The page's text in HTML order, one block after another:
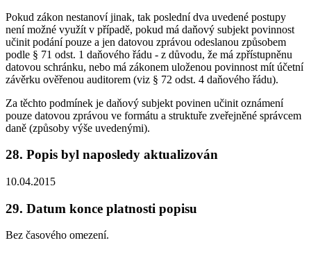
Pokud zákon nestanoví jinak, tak poslední dva uvedené postupy
není možné využít v případě, pokud má daňový subjekt povinnost
učinit podání pouze a jen datovou zprávou odeslanou způsobem
podle § 71 odst. 1 daňového řádu - z důvodu, že má zpřístupněnu
datovou schránku, nebo má zákonem uloženou povinnost mít účetní
závěrku ověřenou auditorem (viz § 72 odst. 4 daňového řádu).
Za těchto podmínek je daňový subjekt povinen učinit oznámení
pouze datovou zprávou ve formátu a struktuře zveřejněné správcem
daně (způsoby výše uvedenými).
28. Popis byl naposledy aktualizován
10.04.2015
29. Datum konce platnosti popisu
Bez časového omezení.